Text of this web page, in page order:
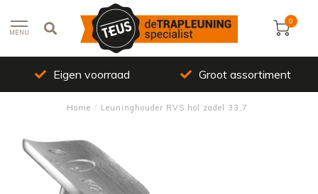
MENU
0
Eigen voorraad Groot assortiment
Home / Leuninghouder RVS hol zadel 33,7